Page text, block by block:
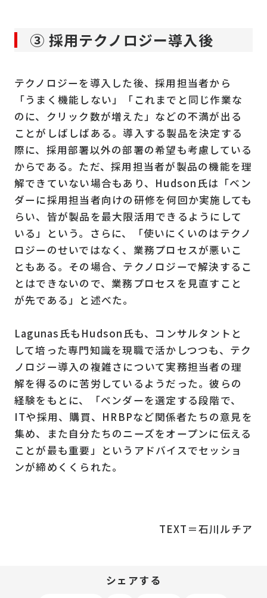
③ 採用テクノロジー導入後
テクノロジーを導入した後、採用担当者から
「うまく機能しない」「これまでと同じ作業な
のに、クリック数が増えた」などの不満が出る
ことがしばしばある。導入する製品を決定する
際に、採用部署以外の部署の希望も考慮している
からである。ただ、採用担当者が製品の機能を理
解できていない場合もあり、Hudson氏は「ベン
ダーに採用担当者向けの研修を何回か実施しても
らい、皆が製品を最大限活用できるようにして
いる」という。さらに、「使いにくいのはテクノ
ロジーのせいではなく、業務プロセスが悪いこ
ともある。その場合、テクノロジーで解決するこ
とはできないので、業務プロセスを見直すこと
が先である」と述べた。
Lagunas氏もHudson氏も、コンサルタントと
して培った専門知識を現職で活かしつつも、テク
ノロジー導入の複雑さについて実務担当者の理
解を得るのに苦労しているようだった。彼らの
経験をもとに、「ベンダーを選定する段階で、
ITや採用、購買、HRBPなど関係者たちの意見を
集め、また自分たちのニーズをオープンに伝える
ことが最も重要」というアドバイスでセッショ
ンが締めくくられた。
TEXT＝石川ルチア
シェアする